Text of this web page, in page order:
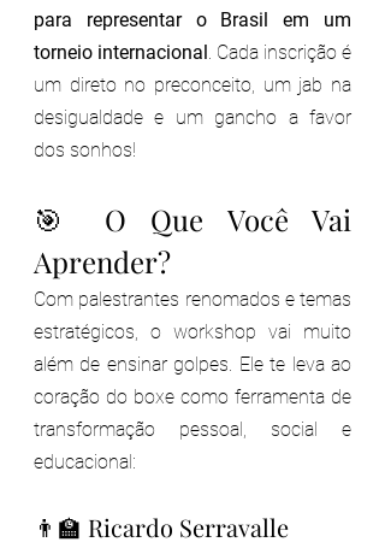
para representar o Brasil em um
torneio internacional . Cada inscrição é
um direto no preconceito, um jab na
desigualdade e um gancho a favor
dos sonhos!
🎯 O Que Você Vai
Aprender?
Com palestrantes renomados e temas
estratégicos, o workshop vai muito
além de ensinar golpes. Ele te leva ao
coração do boxe como ferramenta de
transformação pessoal, social e
educacional:
👨‍🏫 Ricardo Serravalle